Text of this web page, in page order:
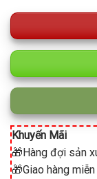
Khuyến Mãi
🎁Hàng đợi sản
🎁Giao hàng